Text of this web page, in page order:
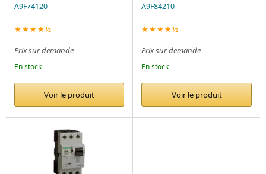
A9F74120
★★★★½
Prix sur demande
En stock
Voir le produit
A9F84210
★★★★½
Prix sur demande
En stock
Voir le produit